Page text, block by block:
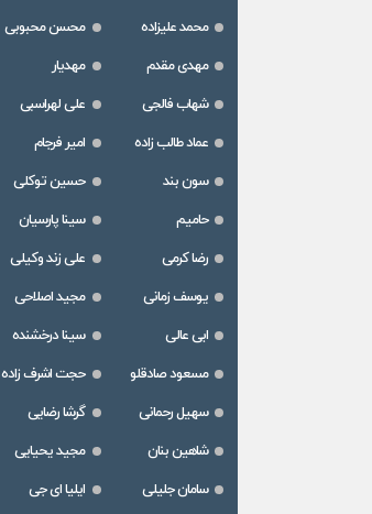
محمد علیزاده
محسن محبوبی
مهدی مقدم
مهدیار
شهاب فالجی
علی لهراسبی
عماد طالب زاده
امیر فرجام
سون بند
حسین توکلی
حامیم
سینا پارسیان
رضا کرمی
علی زند وکیلی
یوسف زمانی
مجید اصلاحی
ابی عالی
سینا درخشنده
مسعود صادقلو
حجت اشرف زاده
سهیل رحمانی
گرشا رضایی
شاهین بنان
مجید یحیایی
سامان جلیلی
ایلیا ای جی